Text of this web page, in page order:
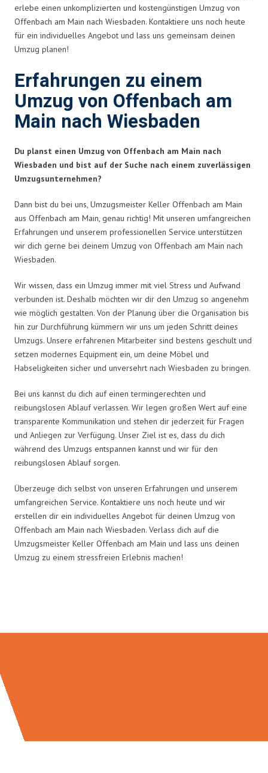
erlebe einen unkomplizierten und kostengünstigen Umzug von
Offenbach am Main nach Wiesbaden. Kontaktiere uns noch heute
für ein individuelles Angebot und lass uns gemeinsam deinen
Umzug planen!
Erfahrungen zu einem
Umzug von Offenbach am
Main nach Wiesbaden
Du planst einen Umzug von Offenbach am Main nach
Wiesbaden und bist auf der Suche nach einem zuverlässigen
Umzugsunternehmen?
Dann bist du bei uns, Umzugsmeister Keller Offenbach am Main
aus Offenbach am Main, genau richtig! Mit unseren umfangreichen
Erfahrungen und unserem professionellen Service unterstützen
wir dich gerne bei deinem Umzug von Offenbach am Main nach
Wiesbaden.
Wir wissen, dass ein Umzug immer mit viel Stress und Aufwand
verbunden ist. Deshalb möchten wir dir den Umzug so angenehm
wie möglich gestalten. Von der Planung über die Organisation bis
hin zur Durchführung kümmern wir uns um jeden Schritt deines
Umzugs. Unsere erfahrenen Mitarbeiter sind bestens geschult und
setzen modernes Equipment ein, um deine Möbel und
Habseligkeiten sicher und unversehrt nach Wiesbaden zu bringen.
Bei uns kannst du dich auf einen termingerechten und
reibungslosen Ablauf verlassen. Wir legen großen Wert auf eine
transparente Kommunikation und stehen dir jederzeit für Fragen
und Anliegen zur Verfügung. Unser Ziel ist es, dass du dich
während des Umzugs entspannen kannst und wir für den
reibungslosen Ablauf sorgen.
Überzeuge dich selbst von unseren Erfahrungen und unserem
umfangreichen Service. Kontaktiere uns noch heute und wir
erstellen dir ein individuelles Angebot für deinen Umzug von
Offenbach am Main nach Wiesbaden. Verlass dich auf die
Umzugsmeister Keller Offenbach am Main und lass uns deinen
Umzug zu einem stressfreien Erlebnis machen!